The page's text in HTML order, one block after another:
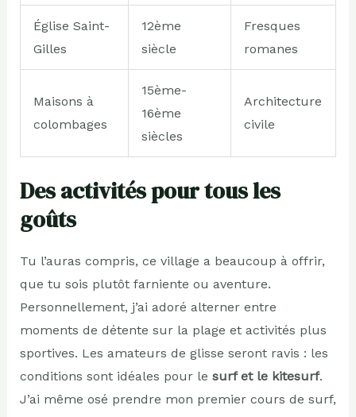
Église Saint-
Gilles
12ème
siècle
Fresques
romanes
Maisons à
colombages
15ème-
16ème
siècles
Architecture
civile
Des activités pour tous les
goûts
Tu l’auras compris, ce village a beaucoup à offrir,
que tu sois plutôt farniente ou aventure.
Personnellement, j’ai adoré alterner entre
moments de détente sur la plage et activités plus
sportives. Les amateurs de glisse seront ravis : les
conditions sont idéales pour le surf et le kitesurf.
J’ai même osé prendre mon premier cours de surf,